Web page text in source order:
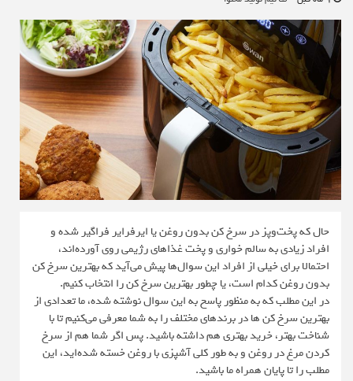
حال که پخت‌وپز در سرخ‌ کن بدون روغن یا ایرفرایر فراگیر شده و
افراد زیادی به سالم خواری و پخت غذاهای رژیمی روی آورده‌اند،
احتمالا برای خیلی از افراد این سوال‌ها پیش می‌آید که بهترین سرخ کن
بدون روغن کدام است، یا چطور بهترین سرخ کن را انتخاب کنیم.
در این مطلب که به منظور پاسخ به این سوال نوشته شده، ما تعدادی از
بهترین سرخ کن ها در برندهای مختلف را به شما معرفی می‌کنیم تا با
شناخت بهتر، خرید بهتری هم داشته باشید. پس اگر شما هم از سرخ
کردن مرغ در روغن و به طور کلی آشپزی با روغن خسته شده‌اید، این
مطلب را تا پایان همراه ما باشید.